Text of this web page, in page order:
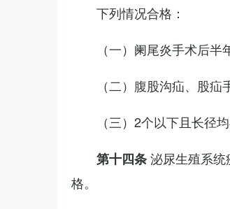
下列情况合格：
（一）阑尾炎手术后半
（二）腹股沟疝、股
（三）2个以下且长径
第十四条泌尿生殖系
格。